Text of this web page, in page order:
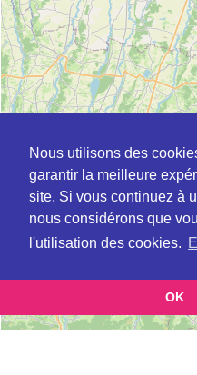
Nous utilisons des
garantir la meilleure
site. Si vous continuez à
nous considérons que
l'utilisation des cookies.
OK